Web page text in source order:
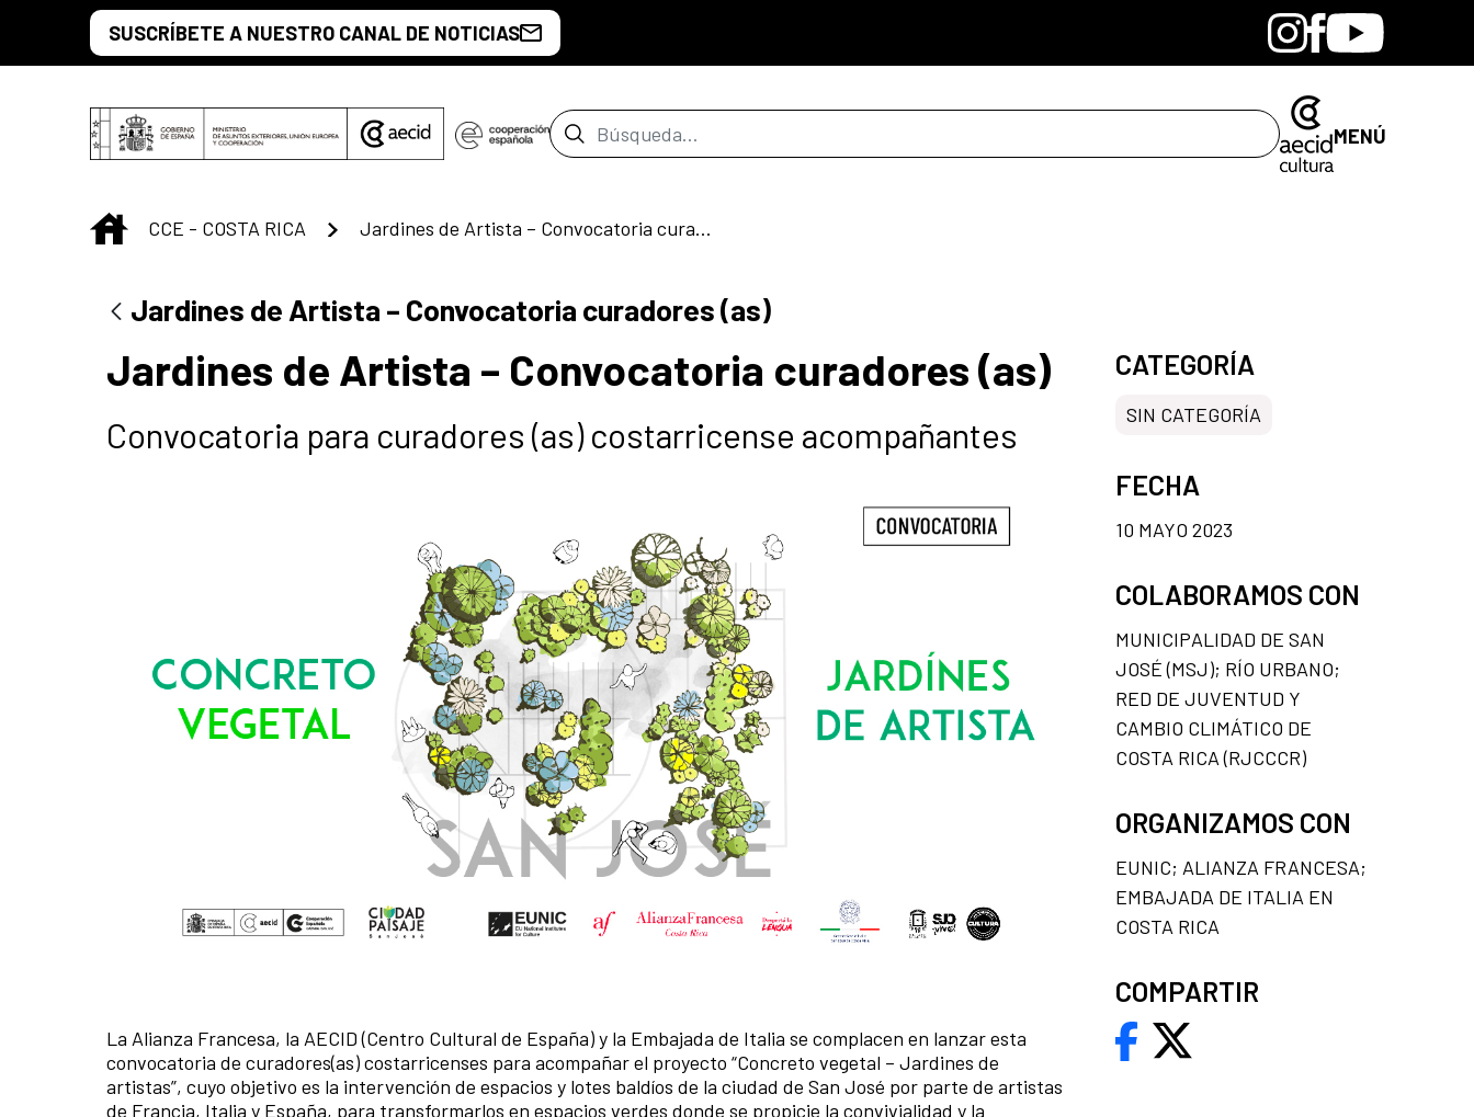
Saltar al contenido principal
SUSCRÍBETE A NUESTRO CANAL DE NOTICIAS BandcampInstagram
Facebook
Youtube
Barra de búsqueda MENÚ
INICIO
CCE - COSTA RICA Jardines de Artista – Convocatoria curadores (as)
Jardines de Artista – Convocatoria curadores (as)
Jardines de Artista – Convocatoria curadores (as)
Convocatoria para curadores (as) costarricense acompañantes
La Alianza Francesa, la AECID (Centro Cultural de España) y la Embajada de Italia se complacen en lanzar esta
convocatoria de curadores(as) costarricenses para acompañar el proyecto “Concreto vegetal – Jardines de
artistas”, cuyo objetivo es la intervención de espacios y lotes baldíos de la ciudad de San José por parte de artistas
de Francia, Italia y España, para transformarlos en espacios verdes donde se propicie la convivialidad y la
CATEGORÍA
SIN CATEGORÍA
FECHA
10 MAYO 2023
COLABORAMOS CON
MUNICIPALIDAD DE SAN
JOSÉ (MSJ); RÍO URBANO;
RED DE JUVENTUD Y
CAMBIO CLIMÁTICO DE
COSTA RICA (RJCCCR)
ORGANIZAMOS CON
EUNIC; ALIANZA FRANCESA;
EMBAJADA DE ITALIA EN
COSTA RICA
COMPARTIR